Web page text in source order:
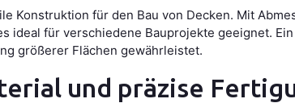
Konstruktion für den Bau von Decken. Mit
ideal für verschiedene Bauprojekte geeignet.
größerer Flächen gewährleistet.
und präzise